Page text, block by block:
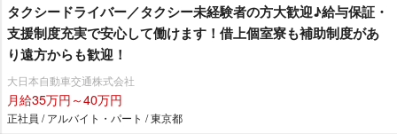
タクシードライバー／タクシー未経験者の方大歓迎♪給与保証・
支援制度充実で安心して働けます！借上個室寮も補助制度があ
り遠方からも歓迎！
大日本自動車交通株式会社
月給35万円～40万円
正社員 / アルバイト・パート / 東京都